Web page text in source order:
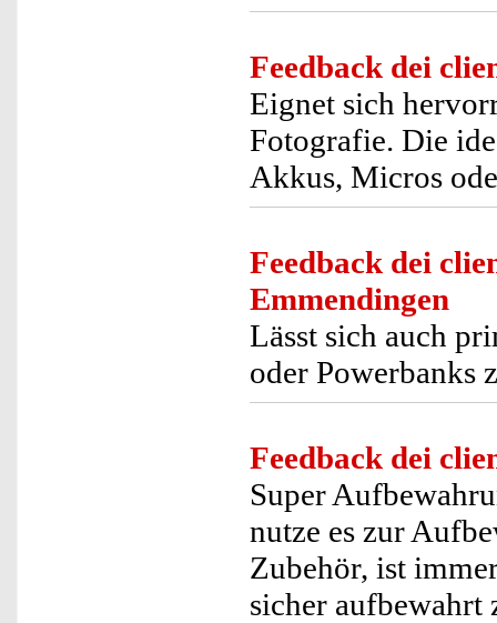
Feedback dei
Eignet sich
Fotografie. Die
Akkus, Micros
Feedback dei
Emmendingen
Lässt sich auch
oder Powerbanks
Feedback dei
Super
nutze es zur
Zubehör, ist
sicher aufbewahrt